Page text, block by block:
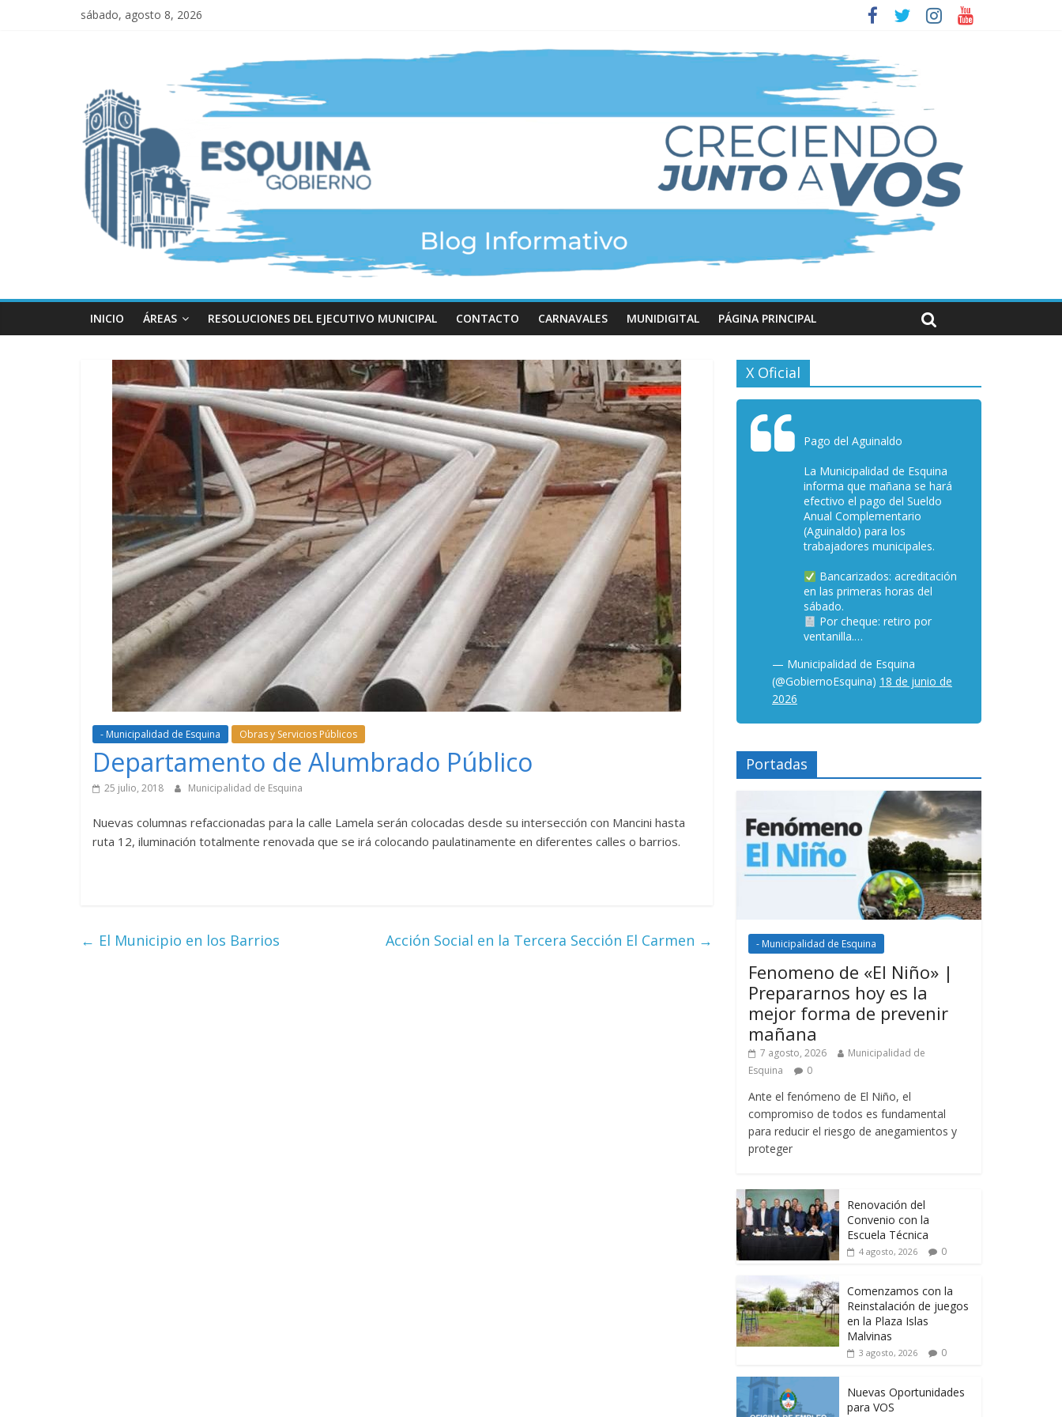
sábado, agosto 8, 2026
INICIO ÁREAS RESOLUCIONES DEL EJECUTIVO MUNICIPAL CONTACTO CARNAVALES MUNIDIGITAL PÁGINA PRINCIPAL
- Municipalidad de Esquina Obras y Servicios Públicos
Departamento de Alumbrado Público
25 julio, 2018 Municipalidad de Esquina
Nuevas columnas refaccionadas para la calle Lamela serán colocadas desde su intersección con Mancini hasta
ruta 12, iluminación totalmente renovada que se irá colocando paulatinamente en diferentes calles o barrios.
← El Municipio en los Barrios Acción Social en la Tercera Sección El Carmen →
X Oficial
Pago del Aguinaldo
La Municipalidad de Esquina
informa que mañana se hará
efectivo el pago del Sueldo
Anual Complementario
(Aguinaldo) para los
trabajadores municipales.
Bancarizados: acreditación
en las primeras horas del
sábado.
Por cheque: retiro por
ventanilla.…
— Municipalidad de Esquina
(@GobiernoEsquina) 18 de junio de
2026
Portadas
- Municipalidad de Esquina
Fenomeno de «El Niño» |
Prepararnos hoy es la
mejor forma de prevenir
mañana
7 agosto, 2026
Municipalidad de
Esquina
0
Ante el fenómeno de El Niño, el
compromiso de todos es fundamental
para reducir el riesgo de anegamientos y
proteger
Renovación del
Convenio con la
Escuela Técnica
4 agosto, 2026 0
Comenzamos con la
Reinstalación de juegos
en la Plaza Islas
Malvinas
3 agosto, 2026 0
Nuevas Oportunidades
para VOS